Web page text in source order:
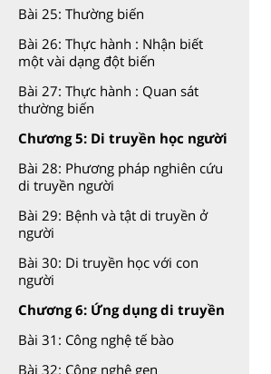
Bài 25: Thường biến
Bài 26: Thực hành : Nhận biết
một vài dạng đột biến
Bài 27: Thực hành : Quan sát
thường biến
Chương 5: Di truyền học người
Bài 28: Phương pháp nghiên cứu
di truyền người
Bài 29: Bệnh và tật di truyền ở
người
Bài 30: Di truyền học với con
người
Chương 6: Ứng dụng di truyền
Bài 31: Công nghệ tế bào
Bài 32: Công nghệ gen
Chuyên đề dạy thêm Toán,
Lí, Hóa ...9